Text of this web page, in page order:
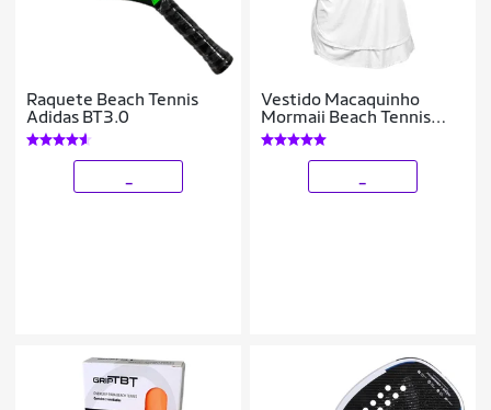
Raquete Beach Tennis
Adidas BT3.0
Vestido Macaquinho
Mormaii Beach Tennis
Vitória Marchezini